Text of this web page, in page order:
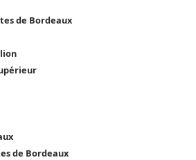
de Bordeaux
de Bordeaux